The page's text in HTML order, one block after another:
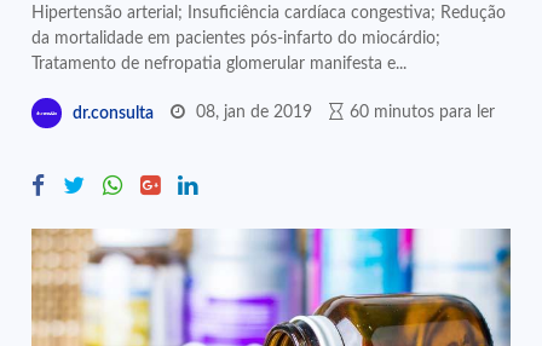
Hipertensão arterial; Insuficiência cardíaca congestiva; Redução
da mortalidade em pacientes pós-infarto do miocárdio;
Tratamento de nefropatia glomerular manifesta e...
dr.consulta 08, jan de 2019 60 minutos para ler